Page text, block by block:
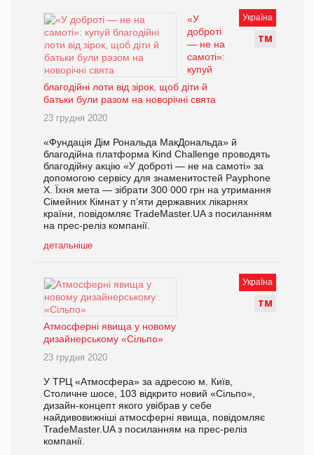
Україна
ТМ
«У
доброті
— не на
самоті»:
купуй
благодійні лоти від зірок, щоб діти й
батьки були разом на новорічні свята
23 грудня 2020
«Фундація Дім Рональда МакДональда» й
благодійна платформа Kind Challenge проводять
благодійну акцію «У доброті — не на самоті» за
допомогою сервісу для знаменитостей Payphone
X. Їхня мета — зібрати 300 000 грн на утримання
Сімейних Кімнат у п’яти державних лікарнях
країни, повідомляє TradeMaster.UA з посиланням
на прес-реліз компанії.
детальніше
Україна
ТМ
Атмосферні явища у новому
дизайнерському «Сільпо»
23 грудня 2020
У ТРЦ «Атмосфера» за адресою м. Київ,
Столичне шосе, 103 відкрито новий «Сільпо»,
дизайн-концепт якого увібрав у себе
найдивовижніші атмосферні явища, повідомляє
TradeMaster.UA з посиланням на прес-реліз
компанії.